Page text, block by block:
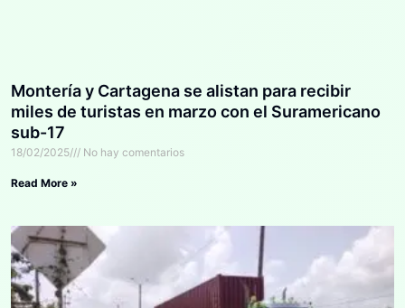
Montería y Cartagena se alistan para recibir
miles de turistas en marzo con el Suramericano
sub-17
18/02/2025 No hay comentarios
Read More »